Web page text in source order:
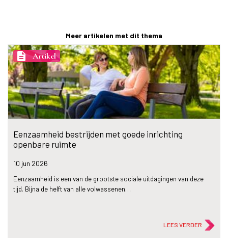
Meer artikelen met dit thema
description Artikel
Eenzaamheid bestrijden met goede inrichting
openbare ruimte
10 jun 2026
Eenzaamheid is een van de grootste sociale uitdagingen van deze
tijd. Bijna de helft van alle volwassenen…
LEES VERDER